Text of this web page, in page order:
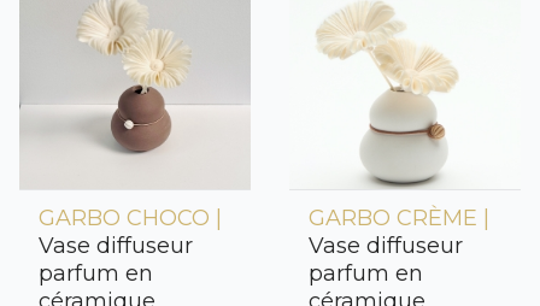
GARBO CHOCO |
Vase diffuseur
parfum en
GARBO CRÈME |
Vase diffuseur
parfum en